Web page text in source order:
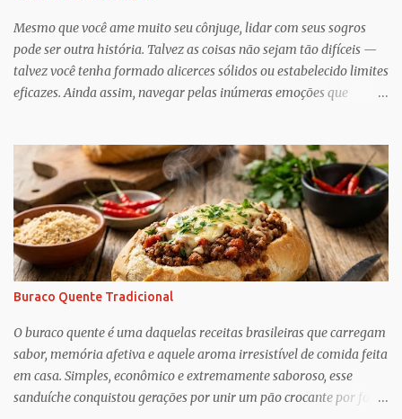
Mesmo que você ame muito seu cônjuge, lidar com seus sogros
pode ser outra história. Talvez as coisas não sejam tão difíceis —
talvez você tenha formado alicerces sólidos ou estabelecido limites
eficazes. Ainda assim, navegar pelas inúmeras emoções que
professor da Escola de Serviço Social da Universidade de
Maryland. Greif é coautor de In-Law Relationships: Mothers,
Daughters, Fathers, and Sons , para o qual ele e o coautor Michael
Wooley, PhD, MSW, DCSW, entrevistaram mais de 1.500 sogros
para compartilhar como esses relacionamentos, embora às vezes
complicados, também pode ser gratificante e
reconfortante. Embora a cultura popular e as narrativas sociais
nos façam acreditar que os relacionamentos familiares dão muito
trabalho para manter e podem ser confusos (quem assistiu The
Undoing ?), o que Greif descobriu é mais esperançoso:...
Buraco Quente Tradicional
O buraco quente é uma daquelas receitas brasileiras que carregam
sabor, memória afetiva e aquele aroma irresistível de comida feita
em casa. Simples, econômico e extremamente saboroso, esse
sanduíche conquistou gerações por unir um pão crocante por fora